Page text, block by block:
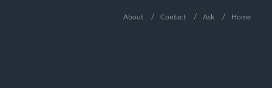
Home
Ask
Contact
About